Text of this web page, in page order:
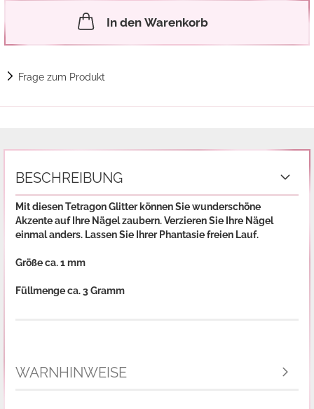
In den Warenkorb
Frage zum Produkt
BESCHREIBUNG
Mit diesen Tetragon Glitter können Sie wunderschöne
Akzente auf Ihre Nägel zaubern. Verzieren Sie Ihre Nägel
einmal anders. Lassen Sie Ihrer Phantasie freien Lauf.
Größe ca. 1 mm
Füllmenge ca. 3 Gramm
WARNHINWEISE